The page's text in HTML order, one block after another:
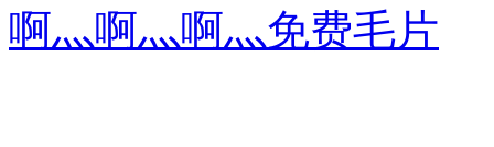
啊灬啊灬啊灬免费毛片